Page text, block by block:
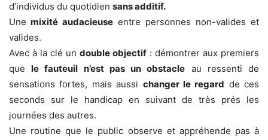
d’individus du quotidien sans additif.
Une mixité audacieuse entre personnes non-valides et
valides.
Avec à la clé un double objectif : démontrer aux premiers
quele fauteuil n’est pas un obstacle au ressenti de
sensations fortes, mais aussi changer le regard de ces
seconds sur le handicap en suivant de très prés les
journées des autres.
Une routine que le public observe et appréhende pas à